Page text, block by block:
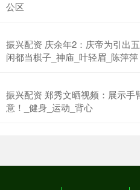
公区
振兴配资 庆余年2：庆帝为引出
闲都当棋子_神庙_叶轻眉_陈萍萍
振兴配资 郑秀文晒视频：展示手
意！_健身_运动_背心